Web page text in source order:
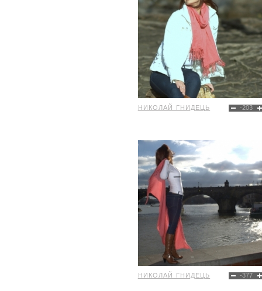
-203
НИКОЛАЙ ГНИДЕЦЬ
-377
НИКОЛАЙ ГНИДЕЦЬ